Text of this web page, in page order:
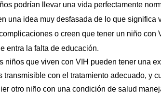
podrían llevar una vida perfectamente
una idea muy desfasada de lo que significa
o creen que tener un niño con
entra la falta de educación.
que viven con VIH pueden tener una
con el tratamiento adecuado, y
otro niño con una condición de salud